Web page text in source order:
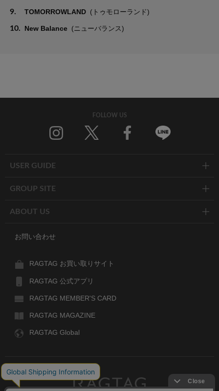
9. TOMORROWLAND (トゥモローランド)
10. New Balance (ニューバランス)
FOLLOW US
USER GUIDE
GROUP SITE
ABOUT US
お問い合わせ
RAGTAG お買い取りサイト
RAGTAG 公式アプリ
RAGTAG MEMBER'S CARD
RAGTAG MAGAZINE
RAGTAG Global